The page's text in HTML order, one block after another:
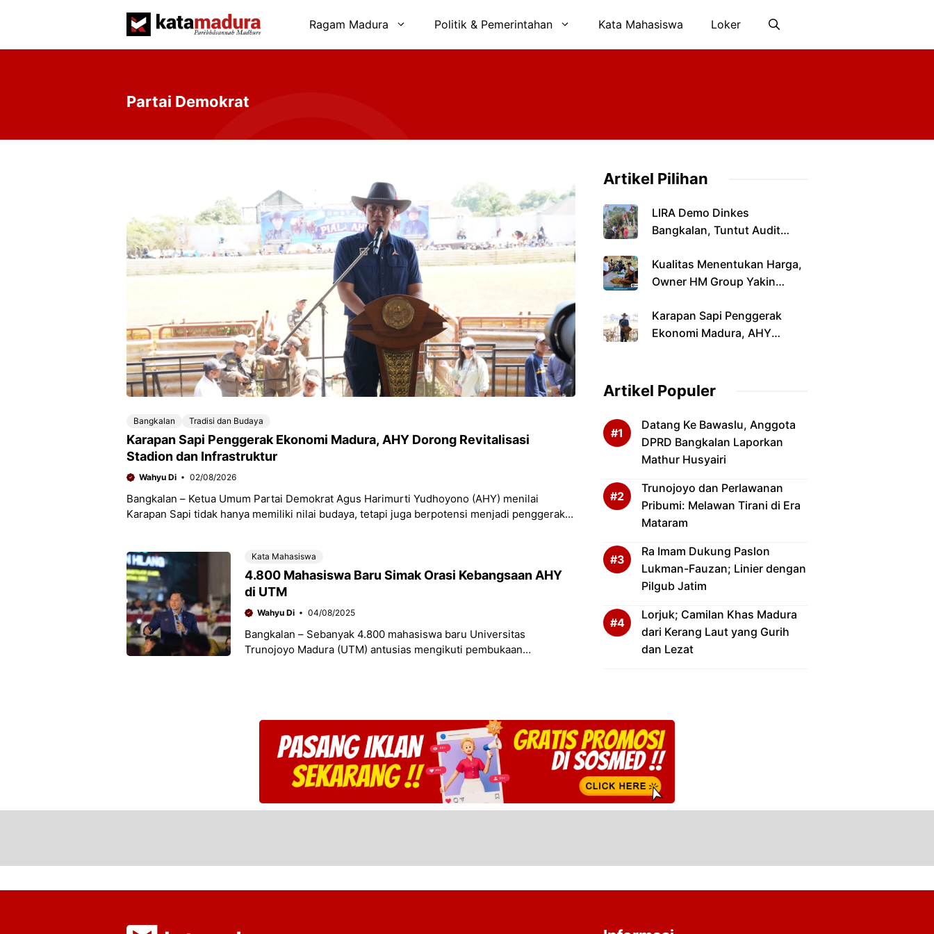
Ragam Madura Politik & Pemerintahan Kata Mahasiswa Loker
Partai Demokrat
Bangkalan Tradisi dan Budaya
Karapan Sapi Penggerak Ekonomi Madura, AHY Dorong Revitalisasi
Stadion dan Infrastruktur
Wahyu Di 02/08/2026
Bangkalan – Ketua Umum Partai Demokrat Agus Harimurti Yudhoyono (AHY) menilai
Karapan Sapi tidak hanya memiliki nilai budaya, tetapi juga berpotensi menjadi penggerak
Kata Mahasiswa
4.800 Mahasiswa Baru Simak Orasi Kebangsaan AHY
di UTM
Wahyu Di 04/08/2025
Bangkalan – Sebanyak 4.800 mahasiswa baru Universitas
Trunojoyo Madura (UTM) antusias mengikuti pembukaan
Artikel Pilihan
LIRA Demo Dinkes
Bangkalan, Tuntut Audit
Fasilitas Kesehatan
Kualitas Menentukan Harga,
Owner HM Group Yakin
Primadona Di Musim Panen
2026
Karapan Sapi Penggerak
Ekonomi Madura, AHY
Artikel Populer
Datang Ke Bawaslu, Anggota
DPRD Bangkalan Laporkan
Mathur Husyairi
Trunojoyo dan Perlawanan
Pribumi: Melawan Tirani di Era
Mataram
Ra Imam Dukung Paslon
Lukman-Fauzan; Linier dengan
Pilgub Jatim
Lorjuk; Camilan Khas Madura
dari Kerang Laut yang Gurih
dan Lezat